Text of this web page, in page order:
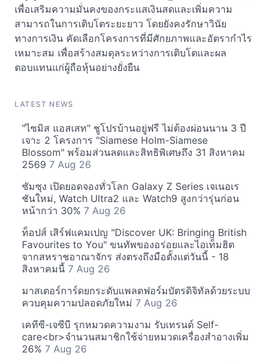
เพื่อเสริมความมั่นคงของกระแสเงินสดและเพิ่มความ
สามารถในการเติบโตระยะยาว โดยยังคงรักษาวินัย
ทางการเงิน คัดเลือกโครงการที่มีศักยภาพและอัตรากำไร
เหมาะสม เพื่อสร้างสมดุลระหว่างการเติบโตและผล
ตอบแทนแก่ผู้ถือหุ้นอย่างยั่งยืน
LATEST NEWS
"ไซมิส แอสเสท" ชูโปรบ้านอยู่ฟรี ไม่ต้องผ่อนนาน 3 ปี
เจาะ 2 โครงการ "Siamese Holm-Siamese
Blossom" พร้อมส่วนลดและสิทธิพิเศษถึง 31 สิงหาคม
2569 7 Aug 26
ซัมซุง เปิดยอดจองทั่วโลก Galaxy Z Series เจเนอเร
ชันใหม่, Watch Ultra2 และ Watch9 สูงกว่ารุ่นก่อน
หน้ากว่า 30% 7 Aug 26
ท็อปส์ เสิร์ฟแคมเปญ "Discover UK: Bringing British
Favourites to You" ขนทัพของอร่อยและไอเท็มฮิต
จากสหราชอาณาจักร ส่งตรงถึงมือตั้งแต่วันนี้ - 18
สิงหาคมนี้ 7 Aug 26
มาสเตอร์การ์ดยกระดับแพลตฟอร์มบัตรดิจิทัลด้วยระบบ
ควบคุมความปลอดภัยใหม่ 7 Aug 26
เคทีซี-เจซีบี รุกหมวดความงาม รับเทรนด์ Self-
care<br>จำนวนสมาชิกใช้จ่ายหมวดเครื่องสำอางเพิ่ม
26% 7 Aug 26